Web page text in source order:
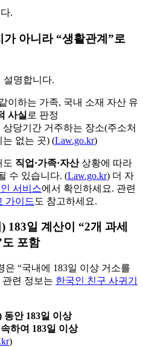
.
가 아니라 “생활관계”로
설명합니다.
이하는 가족, 국내 소재 자산 유
사실 로 판정
당기간 거주하는 장소(주소처
없는 곳) (Law.go.kr)
도 직업·가족·자산상황에 따라
수 있습니다. (Law.go.kr) 더 자
서비스에서 확인하세요. 관련
가이드 도 참고하세요.
183일 계산이 “2개 과세
포함
은 “국내에 183일 이상 거소를
관련 정보는 한국인 친구 사귀기
동안 183일 이상
하여 183일 이상
)